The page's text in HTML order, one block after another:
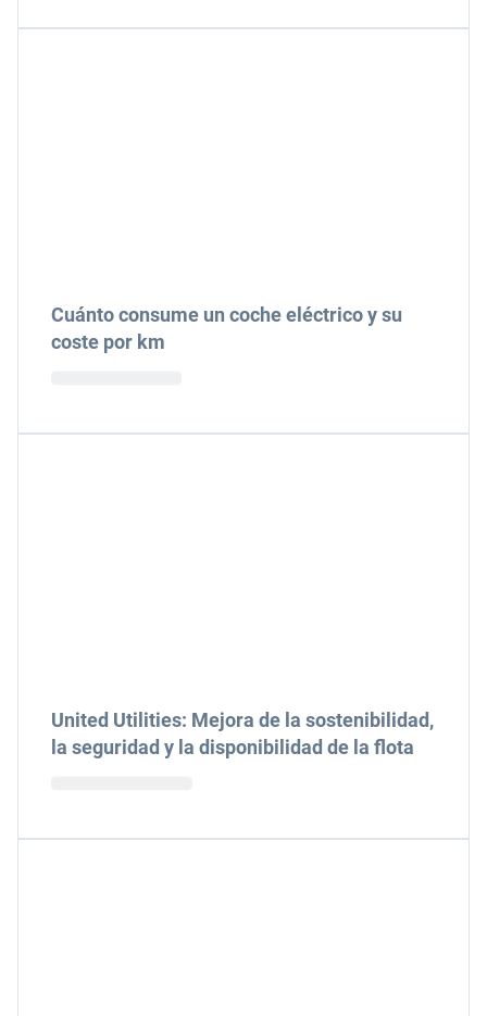
Cuánto consume un coche eléctrico y su
coste por km
United Utilities: Mejora de la sostenibilidad,
la seguridad y la disponibilidad de la flota